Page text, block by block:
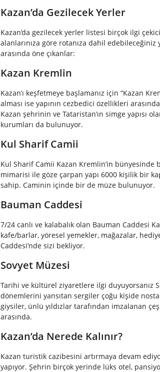
Kazan’da Gezilecek Yerler
Kazan’da gezilecek yerler listesi birçok ilgi
alanlarınıza göre rotanıza dahil edebileceğiniz
arasında öne çıkanlar:
Kazan Kremlin
Kazan’ı keşfetmeye başlamanız için “Kazan
alması ise yapının cezbedici özellikleri
Kazan şehrinin ve Tataristan’ın simge yapısı
kurumları da bulunuyor.
Kul Sharif Camii
Kul Sharif Camii Kazan Kremlin’in bünyesinde
mimarisi ile göze çarpan yapı 6000 kişilik bir
sahip. Caminin içinde bir de müze bulunuyor.
Bauman Caddesi
7/24 canlı ve kalabalık olan Bauman Caddesi
kafe/barlar, yöresel yemekler, mağazalar,
Caddesi’nde sizi bekliyor.
Sovyet Müzesi
Tarihi ve kültürel ziyaretlere ilgi duyuyorsanız
dönemlerini yansıtan sergiler çoğu kişide
giysiler, ünlü yıldızlar tarafından imzalanan
arasında.
Kazan’da Nerede Kalınır?
Kazan turistik cazibesini artırmaya devam
yapıyor. Şehrin birçok yerinde lüks otel,